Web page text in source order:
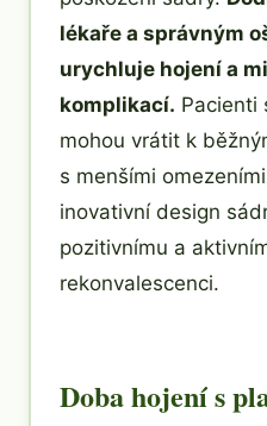
lékaře a správným
urychluje hojení a
komplikací. Pacienti
mohou vrátit k
s menšími
inovativní design
pozitivnímu a
rekonvalescenci.
Doba hojení s